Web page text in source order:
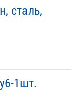
сталь,
1шт.